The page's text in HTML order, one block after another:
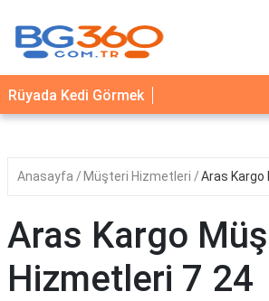
YEMEK
TARİFLERİ
SAĞLIK
İLETİŞİM
Rüyada Kedi Görmek
Anasayfa Müşteri Hizmetleri Aras Kargo
Aras Kargo
Hizmetleri 7 24